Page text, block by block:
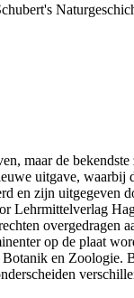
maar de
uitgave, waarbij
en zijn uitgegeven
Lehrmittelverlag
overgedragen
op de plaat
en Zoologie.